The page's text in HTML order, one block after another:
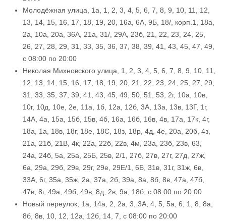
Молодёжная улица, 1а, 1, 2, 3, 4, 5, 6, 7, 8, 9, 10, 11, 12,
13, 14, 15, 16, 17, 18, 19, 20, 16а, 6А, 9Б, 18/, корп.1, 18а,
2а, 10а, 20а, 36А, 21а, 31/, 29А, 23б, 21, 22, 23, 24, 25,
26, 27, 28, 29, 31, 33, 35, 36, 37, 38, 39, 41, 43, 45, 47, 49,
с 08:00 по 20:00
Николая Михновского улица, 1, 2, 3, 4, 5, 6, 7, 8, 9, 10, 11,
12, 13, 14, 15, 16, 17, 18, 19, 20, 21, 22, 23, 24, 25, 27, 29,
31, 33, 35, 37, 39, 41, 43, 45, 49, 50, 51, 53, 2г, 10а, 10в,
10г, 10д, 10е, 2е, 11а, 1б, 12а, 12б, 3А, 13а, 13в, 13Г, 1г,
14А, 4а, 15а, 15б, 15в, 4б, 16а, 16б, 16в, 4в, 17а, 17к, 4г,
18а, 1а, 18в, 18г, 18е, 18Є, 18з, 18р, 4д, 4е, 20а, 20б, 4з,
21а, 21б, 21В, 4к, 22а, 22б, 22в, 4м, 23а, 23б, 23в, 63,
24а, 24б, 5а, 25а, 25Б, 25в, 2/1, 27б, 27в, 27г, 27д, 27ж,
6а, 29а, 29б, 29в, 29г, 29е, 29Е/1, 6Б, 31в, 31г, 31ж, 6в,
33А, 6г, 35а, 35ж, 2а, 37а, 2б, 39а, 8а, 8б, 8в, 47а, 47б,
47в, 8г, 49а, 49б, 49в, 8д, 2в, 9а, 18б, с 08:00 по 20:00
Новый переулок, 1а, 14а, 2, 2а, 3, 3А, 4, 5, 5а, 6, 1, 8, 8а,
8б, 8в, 10, 12, 12а, 12б, 14, 7, с 08:00 по 20:00